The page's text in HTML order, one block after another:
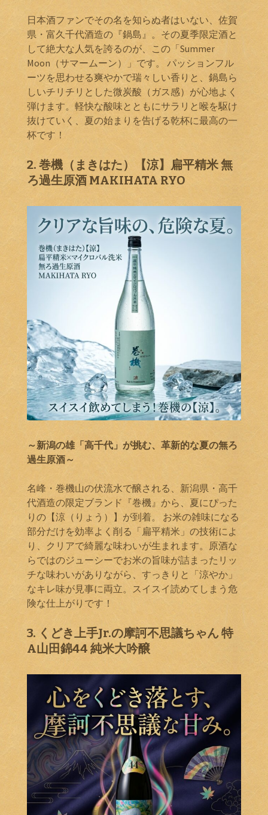
日本酒ファンでその名を知らぬ者はいない、佐賀
県・富久千代酒造の『鍋島』。その夏季限定酒と
して絶大な人気を誇るのが、この「Summer
Moon（サマームーン）」です。 パッションフル
ーツを思わせる爽やかで瑞々しい香りと、鍋島ら
しいチリチリとした微炭酸（ガス感）が心地よく
弾けます。軽快な酸味とともにサラリと喉を駆け
抜けていく、夏の始まりを告げる乾杯に最高の一
杯です！
2. 巻機（まきはた）【涼】扁平精米 無
ろ過生原酒 MAKIHATA RYO
～新潟の雄「高千代」が挑む、革新的な夏の無ろ
過生原酒～
名峰・巻機山の伏流水で醸される、新潟県・高千
代酒造の限定ブランド『巻機』から、夏にぴった
りの【涼（りょう）】が到着。 お米の雑味になる
部分だけを効率よく削る「扁平精米」の技術によ
り、クリアで綺麗な味わいが生まれます。原酒な
らではのジューシーでお米の旨味が詰まったリッ
チな味わいがありながら、すっきりと「涼やか」
なキレ味が見事に両立。スイスイ読めてしまう危
険な仕上がりです！
3. くどき上手Jr.の摩訶不思議ちゃん 特
A山田錦44 純米大吟醸